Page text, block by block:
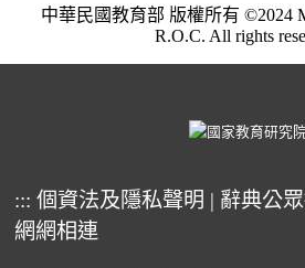
中華民國教育部 版權所有 ©2024
R.O.C. All rights
::: 個資法及隱私聲明 | 辭典公
網網相連